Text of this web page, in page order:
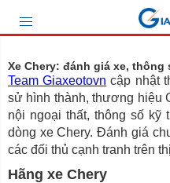
Xe Chery: đánh giá xe, thông
Team Giaxeotovn cập nhật
sử hình thành, thương hiệu
nội ngoại thất, thông số kỹ
dòng xe Chery. Đánh giá
các đối thủ cạnh tranh trên
Hãng xe Chery